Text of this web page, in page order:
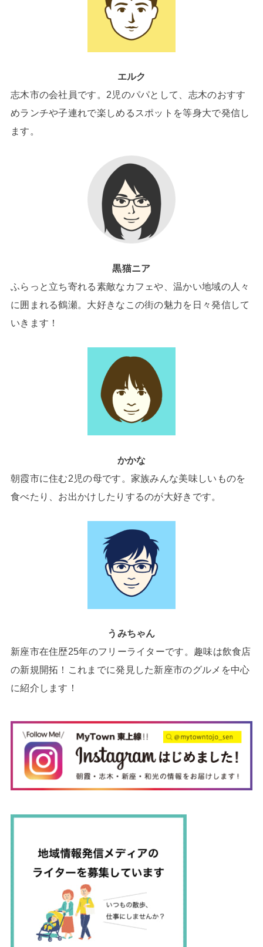
エルク
志木市の会社員です。2児のパパとして、志木のおすす
めランチや子連れで楽しめるスポットを等身大で発信し
ます。
黒猫ニア
ふらっと立ち寄れる素敵なカフェや、温かい地域の人々
に囲まれる鶴瀬。大好きなこの街の魅力を日々発信して
いきます！
かかな
朝霞市に住む2児の母です。家族みんな美味しいものを
食べたり、お出かけしたりするのが大好きです。
うみちゃん
新座市在住歴25年のフリーライターです。趣味は飲食店
の新規開拓！これまでに発見した新座市のグルメを中心
に紹介します！